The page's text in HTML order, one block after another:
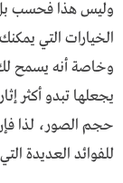
الخيارات التي
وخاصة أنه يسمح لك
يجعلها تبدو أكثر
حجم الصور، لذا
للفوائد العديدة